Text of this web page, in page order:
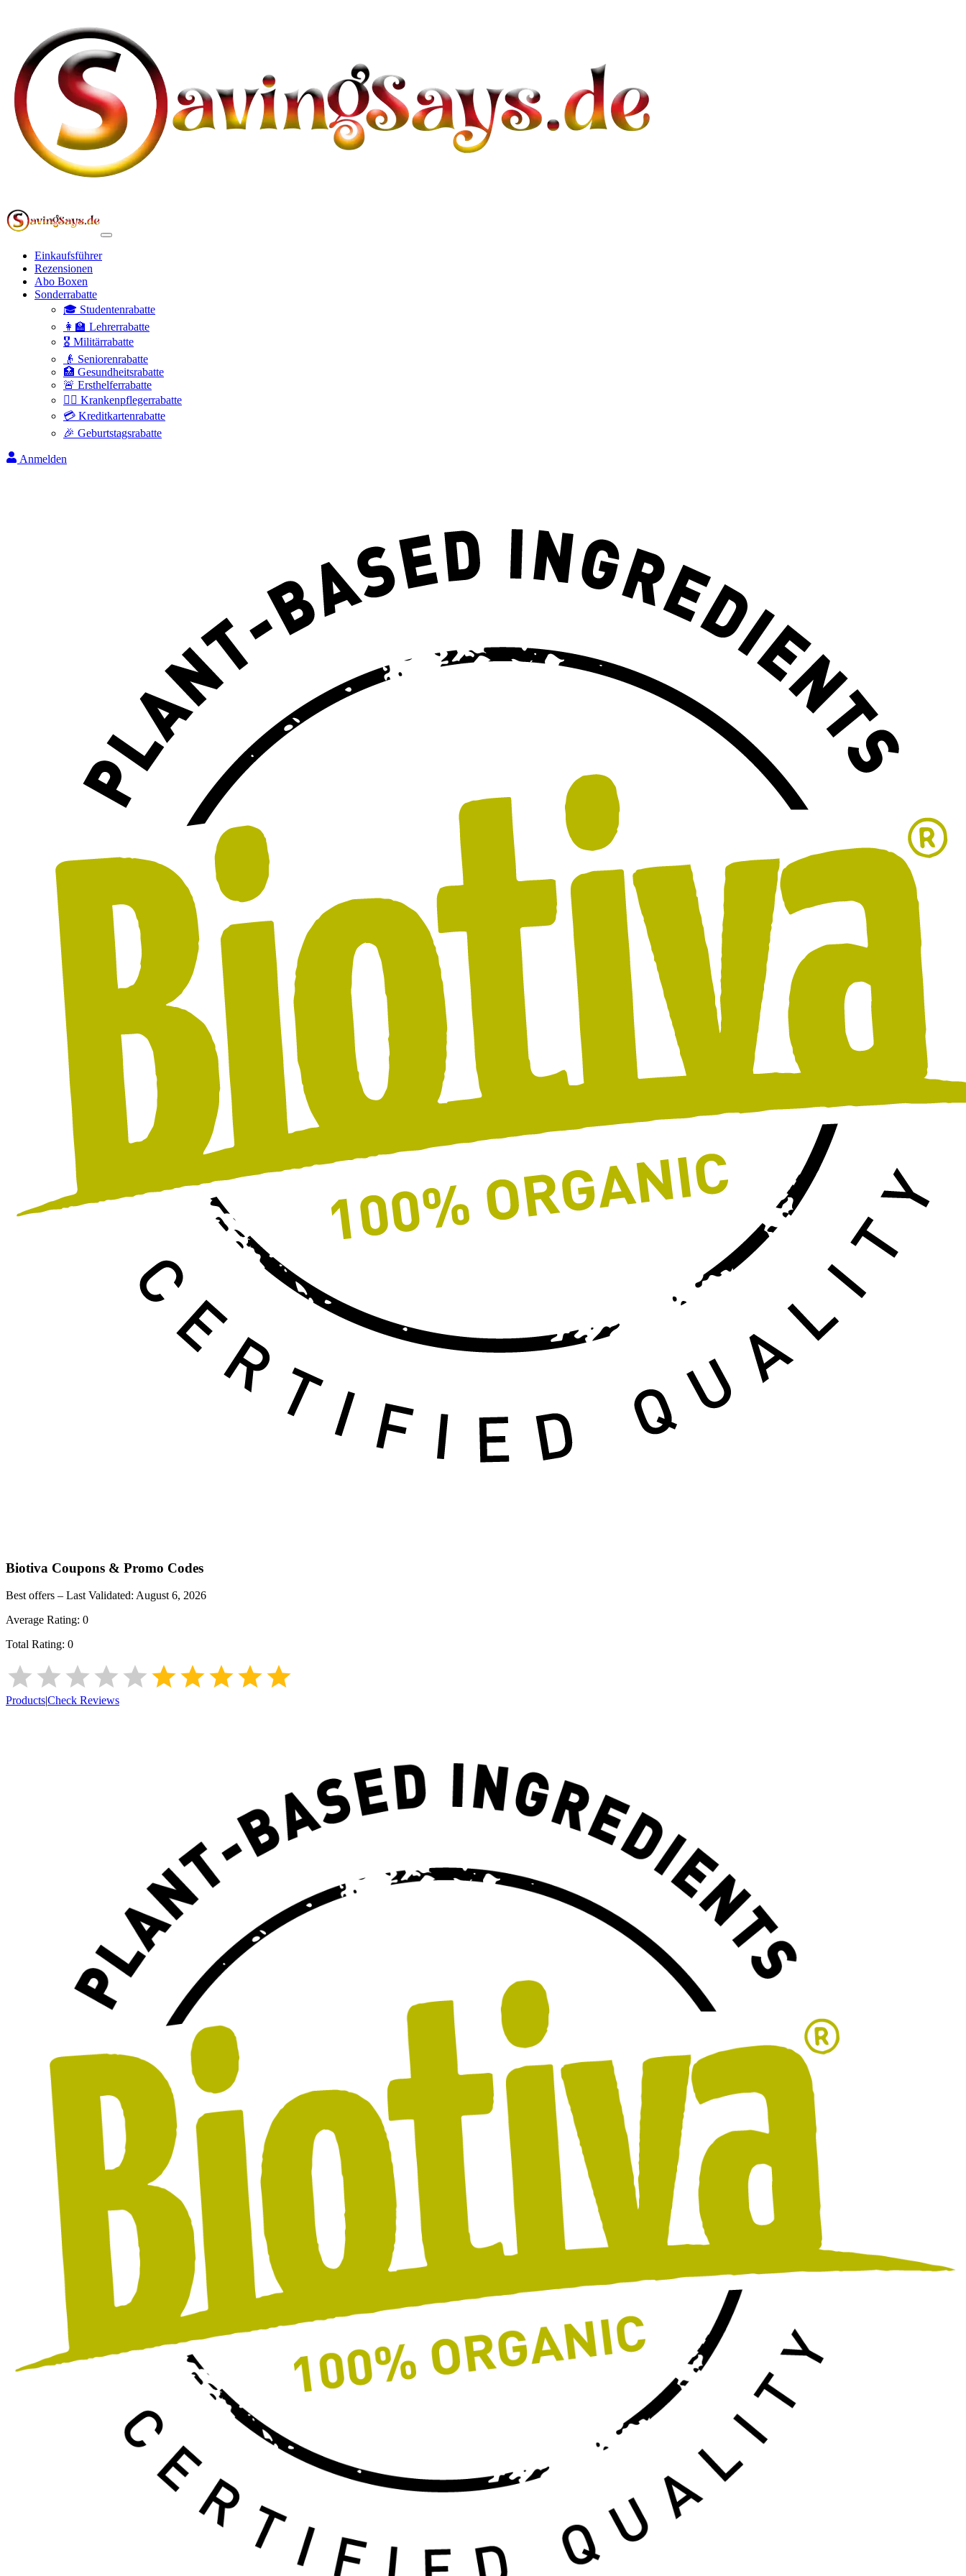
Einkaufsführer
Rezensionen
Abo Boxen
Sonderrabatte
🎓 Studentenrabatte
👩‍🏫 Lehrerrabatte
🎖️ Militärrabatte
👴 Seniorenrabatte
🏥 Gesundheitsrabatte
🚨 Ersthelferrabatte
👩‍⚕️ Krankenpflegerrabatte
💳 Kreditkartenrabatte
🎉 Geburtstagsrabatte
Anmelden
Biotiva Coupons & Promo Codes
Best offers – Last Validated: August 6, 2026
Average Rating: 0
Total Rating: 0
Products|Check Reviews